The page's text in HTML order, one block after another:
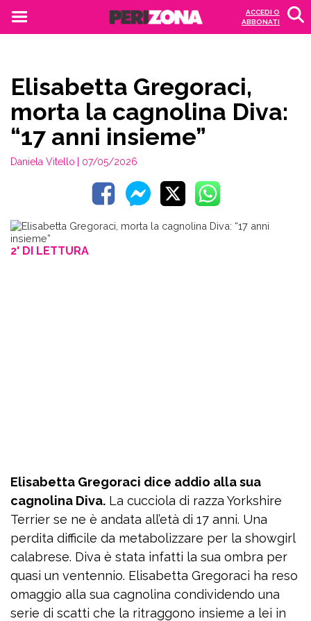
ACCEDI O
ABBONATI
Elisabetta Gregoraci,
morta la cagnolina Diva:
“17 anni insieme”
Daniela Vitello | 07/05/2026
2' DI LETTURA
Elisabetta Gregoraci dice addio alla sua
cagnolina Diva. La cucciola di razza Yorkshire
Terrier se ne è andata all’età di 17 anni. Una
perdita difficile da metabolizzare per la showgirl
calabrese. Diva è stata infatti la sua ombra per
quasi un ventennio. Elisabetta Gregoraci ha reso
omaggio alla sua cagnolina condividendo una
serie di scatti che la ritraggono insieme a lei in